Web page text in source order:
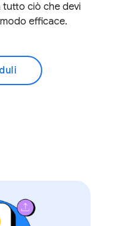
ciò che devi
efficace.